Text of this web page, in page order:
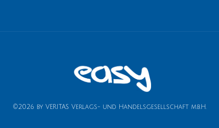
©2026 by VERITAS Verlags- und Handelsgesellschaft m.b.H.